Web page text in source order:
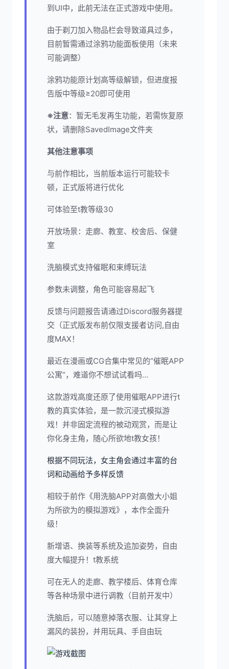
到UI中，此前无法在正式游戏中使用。
由于剃刀加入物品栏会导致道具过多，
目前暂需通过涂鸦功能面板使用（未来
可能调整）
涂鸦功能原计划高等级解锁，但进度报
告版中等级≥20即可使用
※注意：暂无毛发再生功能，若需恢复原
状，请删除SavedImage文件夹
其他注意事项
与前作相比，当前版本运行可能较卡
顿，正式版将进行优化
可体验至t教等级30
开放场景：走廊、教室、校舍后、保健
室
洗脑模式支持催眠和束缚玩法
参数未调整，角色可能容易起飞
反馈与问题报告请通过Discord服务器提
交（正式版发布前仅限支援者访问,自由
度MAX！
最近在漫画或CG合集中常见的“催眠APP
公寓”，难道你不想试试看吗…
这款游戏高度还原了使用催眠APP进行t
教的真实体验，是一款沉浸式模拟游
戏！并非固定流程的被动观赏，而是让
你化身主角，随心所欲地t教女孩！
根据不同玩法，女主角会通过丰富的台
词和动画给予多样反馈
相较于前作《用洗脑APP对高傲大小姐
为所欲为的模拟游戏》，本作全面升
级！
新增语、换装等系统及追加姿势，自由
度大幅提升！t教系统
可在无人的走廊、教学楼后、体育仓库
等各种场景中进行调教（目前开发中）
洗脑后，可以随意掉落衣服、让其穿上
漏风的装扮，并用玩具、手自由玩